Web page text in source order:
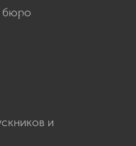
бюро
и